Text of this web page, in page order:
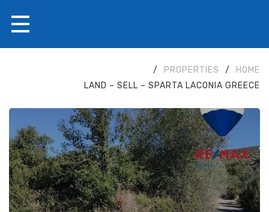
HOME
/
PROPERTIES
/
LAND – SELL – SPARTA LACONIA GREECE